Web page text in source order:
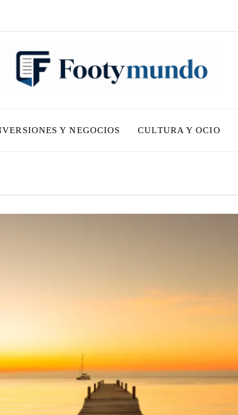
Y NEGOCIOS CULTURA Y OCIO